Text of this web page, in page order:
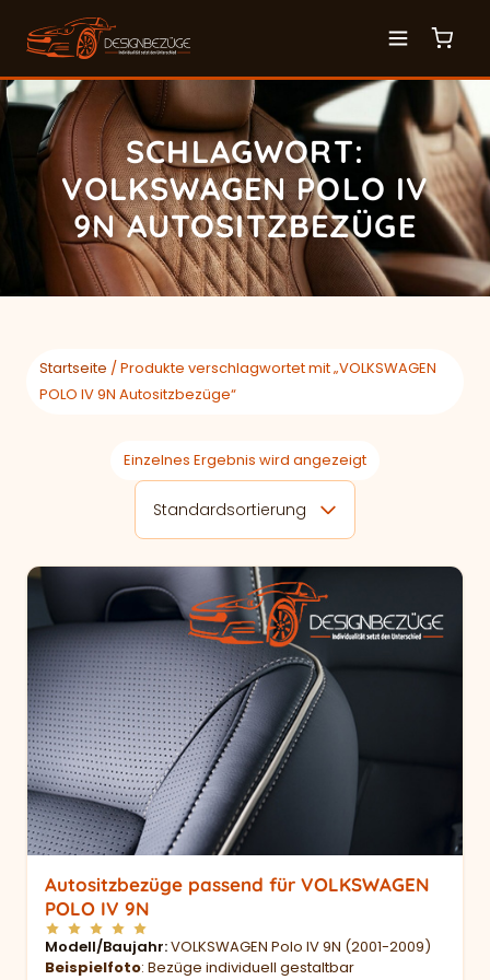
SCHLAGWORT:
VOLKSWAGEN POLO IV
9N AUTOSITZBEZÜGE
Startseite / Produkte verschlagwortet mit „VOLKSWAGEN
POLO IV 9N Autositzbezüge“
Einzelnes Ergebnis wird angezeigt
Standardsortierung
Autositzbezüge passend für VOLKSWAGEN
POLO IV 9N
Modell/Baujahr VOLKSWAGEN Polo IV 9N (2001-2009)
Beispielfoto: Bezüge individuell gestaltbar